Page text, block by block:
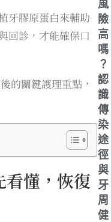
牙膠原蛋白來輔助
回診，才能確保口
的關鍵護理重點，
看懂，恢復
風
險
高
嗎
？
認
識
傳
染
途
徑
與
牙
周
健